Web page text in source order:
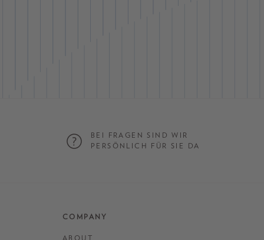
BEI FRAGEN SIND WIR
PERSÖNLICH FÜR SIE DA
COMPANY
ABOUT